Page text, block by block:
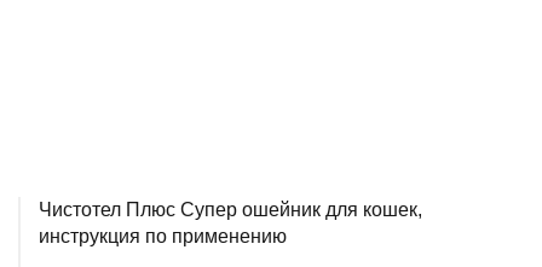
Чистотел Плюс Супер ошейник для кошек,
инструкция по применению